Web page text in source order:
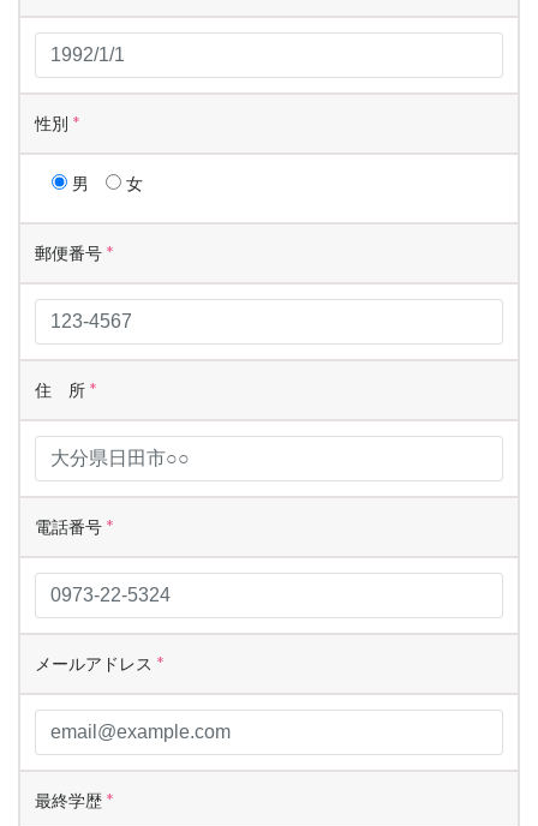
性別 *
男 女
郵便番号 *
住 所 *
電話番号 *
メールアドレス *
最終学歴 *